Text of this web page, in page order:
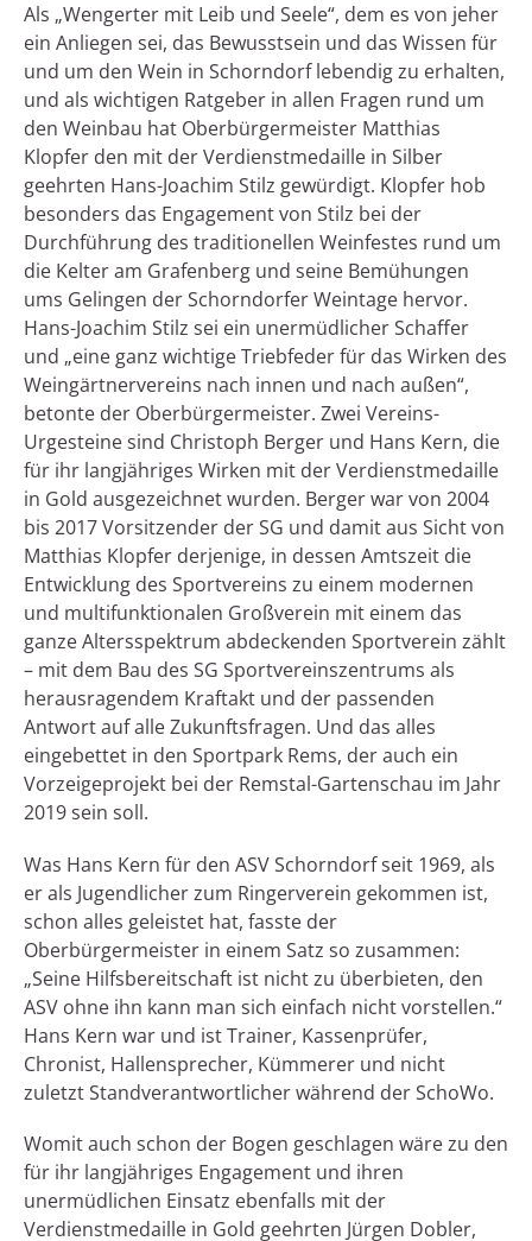
Als „Wengerter mit Leib und Seele“, dem es von jeher
ein Anliegen sei, das Bewusstsein und das Wissen für
und um den Wein in Schorndorf lebendig zu erhalten,
und als wichtigen Ratgeber in allen Fragen rund um
den Weinbau hat Oberbürgermeister Matthias
Klopfer den mit der Verdienstmedaille in Silber
geehrten Hans-Joachim Stilz gewürdigt. Klopfer hob
besonders das Engagement von Stilz bei der
Durchführung des traditionellen Weinfestes rund um
die Kelter am Grafenberg und seine Bemühungen
ums Gelingen der Schorndorfer Weintage hervor.
Hans-Joachim Stilz sei ein unermüdlicher Schaffer
und „eine ganz wichtige Triebfeder für das Wirken des
Weingärtnervereins nach innen und nach außen“,
betonte der Oberbürgermeister. Zwei Vereins-
Urgesteine sind Christoph Berger und Hans Kern, die
für ihr langjähriges Wirken mit der Verdienstmedaille
in Gold ausgezeichnet wurden. Berger war von 2004
bis 2017 Vorsitzender der SG und damit aus Sicht von
Matthias Klopfer derjenige, in dessen Amtszeit die
Entwicklung des Sportvereins zu einem modernen
und multifunktionalen Großverein mit einem das
ganze Altersspektrum abdeckenden Sportverein zählt
– mit dem Bau des SG Sportvereinszentrums als
herausragendem Kraftakt und der passenden
Antwort auf alle Zukunftsfragen. Und das alles
eingebettet in den Sportpark Rems, der auch ein
Vorzeigeprojekt bei der Remstal-Gartenschau im Jahr
2019 sein soll.
Was Hans Kern für den ASV Schorndorf seit 1969, als
er als Jugendlicher zum Ringerverein gekommen ist,
schon alles geleistet hat, fasste der
Oberbürgermeister in einem Satz so zusammen:
„Seine Hilfsbereitschaft ist nicht zu überbieten, den
ASV ohne ihn kann man sich einfach nicht vorstellen.“
Hans Kern war und ist Trainer, Kassenprüfer,
Chronist, Hallensprecher, Kümmerer und nicht
zuletzt Standverantwortlicher während der SchoWo.
Womit auch schon der Bogen geschlagen wäre zu den
für ihr langjähriges Engagement und ihren
unermüdlichen Einsatz ebenfalls mit der
Verdienstmedaille in Gold geehrten Jürgen Dobler,